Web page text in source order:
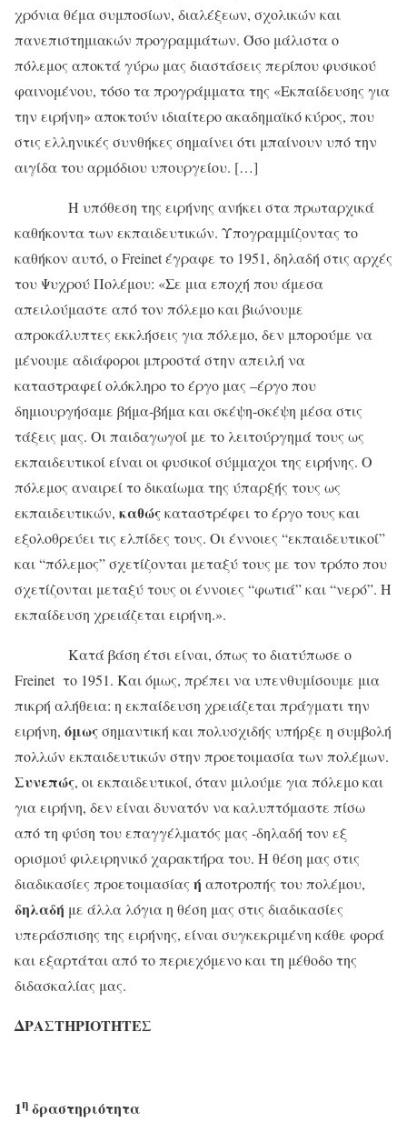
χρόνια θέμα συμποσίων, διαλέξεων, σχολικών και
πανεπιστημιακών προγραμμάτων. Όσο μάλιστα ο
πόλεμος αποκτά γύρω μας διαστάσεις περίπου φυσικού
φαινομένου, τόσο τα προγράμματα της «Εκπαίδευσης για
την ειρήνη» αποκτούν ιδιαίτερο ακαδημαϊκό κύρος, που
στις ελληνικές συνθήκες σημαίνει ότι μπαίνουν υπό την
αιγίδα του αρμόδιου υπουργείου. […]
Η υπόθεση της ειρήνης ανήκει στα πρωταρχικά
καθήκοντα των εκπαιδευτικών. Υπογραμμίζοντας το
καθήκον αυτό, ο Freinet έγραφε το 1951, δηλαδή στις αρχές
του Ψυχρού Πολέμου: «Σε μια εποχή που άμεσα
απειλούμαστε από τον πόλεμο και βιώνουμε
απροκάλυπτες εκκλήσεις για πόλεμο, δεν μπορούμε να
μένουμε αδιάφοροι μπροστά στην απειλή να
καταστραφεί ολόκληρο το έργο μας –έργο που
δημιουργήσαμε βήμα-βήμα και σκέψη-σκέψη μέσα στις
τάξεις μας. Οι παιδαγωγοί με το λειτούργημά τους ως
εκπαιδευτικοί είναι οι φυσικοί σύμμαχοι της ειρήνης. Ο
πόλεμος αναιρεί το δικαίωμα της ύπαρξής τους ως
εκπαιδευτικών, καθώςκαταστρέφει το έργο τους και
εξολοθρεύει τις ελπίδες τους. Οι έννοιες “εκπαιδευτικοί”
και “πόλεμος” σχετίζονται μεταξύ τους με τον τρόπο που
σχετίζονται μεταξύ τους οι έννοιες “φωτιά” και “νερό”. Η
εκπαίδευση χρειάζεται ειρήνη.».
Κατά βάση έτσι είναι, όπως το διατύπωσε ο
Freinet το 1951. Και όμως, πρέπει να υπενθυμίσουμε μια
πικρή αλήθεια: η εκπαίδευση χρειάζεται πράγματι την
ειρήνη, όμωςσημαντική και πολυσχιδής υπήρξε η συμβολή
πολλών εκπαιδευτικών στην προετοιμασία των πολέμων.
Συνεπώς, οι εκπαιδευτικοί, όταν μιλούμε για πόλεμο και
για ειρήνη, δεν είναι δυνατόν να καλυπτόμαστε πίσω
από τη φύση του επαγγέλματός μας -δηλαδή τον εξ
ορισμού φιλειρηνικό χαρακτήρα του. Η θέση μας στις
διαδικασίες προετοιμασίας ή αποτροπής του πολέμου,
δηλαδή με άλλα λόγια η θέση μας στις διαδικασίες
υπεράσπισης της ειρήνης, είναι συγκεκριμένη κάθε φορά
και εξαρτάται από το περιεχόμενο και τη μέθοδο της
διδασκαλίας μας.
ΔΡΑΣΤΗΡΙΟΤΗΤΕΣ
1η δραστηριότητα